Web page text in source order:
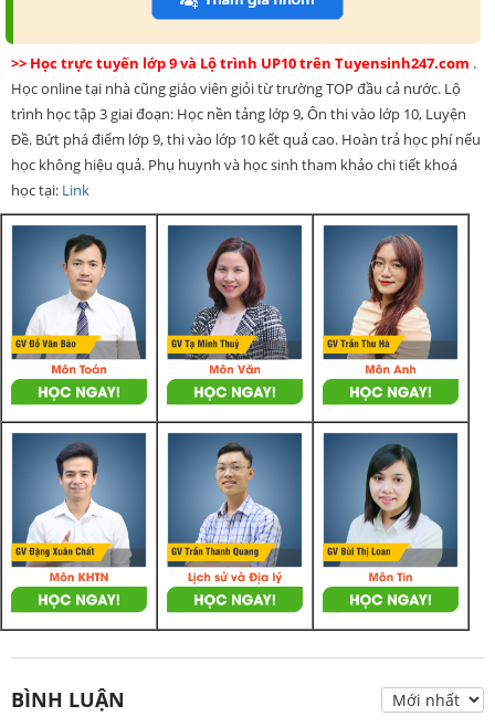
>> Học trực tuyến lớp 9 và Lộ trình UP10 trên Tuyensinh247.com .
Học online tại nhà cũng giáo viên giỏi từ trường TOP đầu cả nước. Lộ
trình học tập 3 giai đoạn: Học nền tảng lớp 9, Ôn thi vào lớp 10, Luyện
Đề. Bứt phá điểm lớp 9, thi vào lớp 10 kết quả cao. Hoàn trả học phí nếu
học không hiệu quả. Phụ huynh và học sinh tham khảo chi tiết khoá
học tại: Link
BÌNH LUẬN